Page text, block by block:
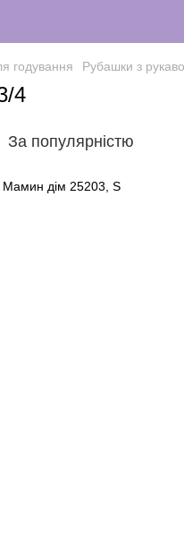
годування Рубашки з
4
За популярністю